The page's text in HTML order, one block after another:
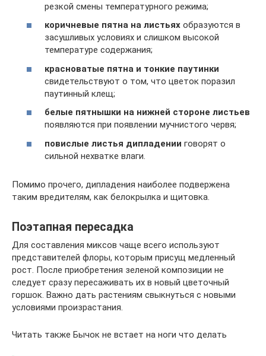
резкой смены температурного режима;
коричневые пятна на листьях образуются в
засушливых условиях и слишком высокой
температуре содержания;
красноватые пятна и тонкие паутинки
свидетельствуют о том, что цветок поразил
паутинный клещ;
белые пятнышки на нижней стороне листьев
появляются при появлении мучнистого червя;
повислые листья дипладении говорят о
сильной нехватке влаги.
Помимо прочего, дипладения наиболее подвержена
таким вредителям, как белокрылка и щитовка.
Поэтапная пересадка
Для составления миксов чаще всего используют
представителей флоры, которым присущ медленный
рост. После приобретения зеленой композиции не
следует сразу пересаживать их в новый цветочный
горшок. Важно дать растениям свыкнуться с новыми
условиями произрастания.
Читать также Бычок не встает на ноги что делать